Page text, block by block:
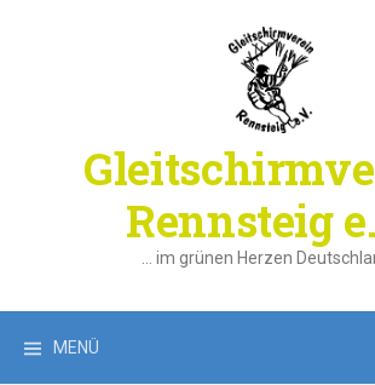
Rennsteig
… im grünen Herzen
MENÜ